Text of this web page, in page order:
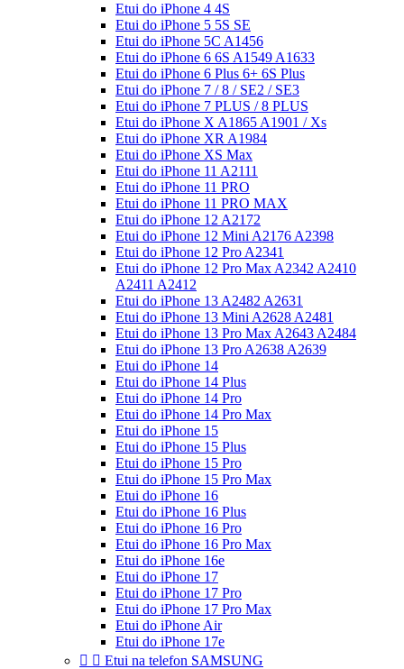
Etui do iPhone 4 4S
Etui do iPhone 5 5S SE
Etui do iPhone 5C A1456
Etui do iPhone 6 6S A1549 A1633
Etui do iPhone 6 Plus 6+ 6S Plus
Etui do iPhone 7 / 8 / SE2 / SE3
Etui do iPhone 7 PLUS / 8 PLUS
Etui do iPhone X A1865 A1901 / Xs
Etui do iPhone XR A1984
Etui do iPhone XS Max
Etui do iPhone 11 A2111
Etui do iPhone 11 PRO
Etui do iPhone 11 PRO MAX
Etui do iPhone 12 A2172
Etui do iPhone 12 Mini A2176 A2398
Etui do iPhone 12 Pro A2341
Etui do iPhone 12 Pro Max A2342 A2410
A2411 A2412
Etui do iPhone 13 A2482 A2631
Etui do iPhone 13 Mini A2628 A2481
Etui do iPhone 13 Pro Max A2643 A2484
Etui do iPhone 13 Pro A2638 A2639
Etui do iPhone 14
Etui do iPhone 14 Plus
Etui do iPhone 14 Pro
Etui do iPhone 14 Pro Max
Etui do iPhone 15
Etui do iPhone 15 Plus
Etui do iPhone 15 Pro
Etui do iPhone 15 Pro Max
Etui do iPhone 16
Etui do iPhone 16 Plus
Etui do iPhone 16 Pro
Etui do iPhone 16 Pro Max
Etui do iPhone 16e
Etui do iPhone 17
Etui do iPhone 17 Pro
Etui do iPhone 17 Pro Max
Etui do iPhone Air
Etui do iPhone 17e
  Etui na telefon SAMSUNG